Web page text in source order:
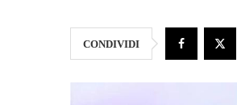
CONDIVIDI